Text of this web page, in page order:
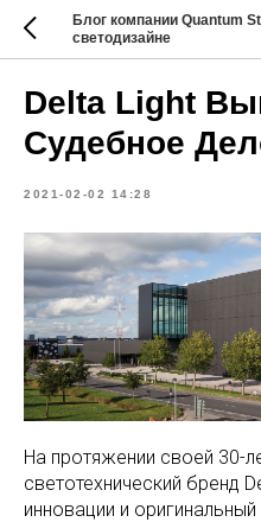
Блог компании Quantum
светодизайне
Delta Light
Судебное
2021-02-02 14:28
На протяжении своей 30-
светотехнический бренд
инновации и